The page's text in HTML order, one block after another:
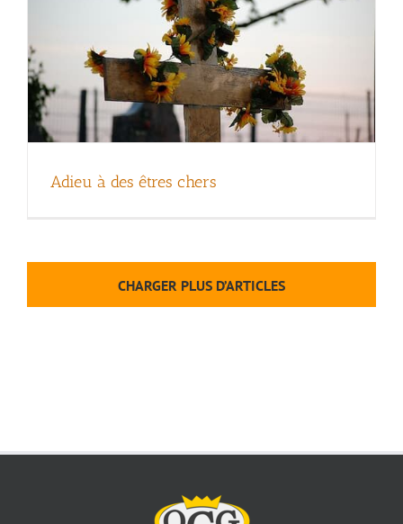
Adieu à des êtres chers
CHARGER PLUS D’ARTICLES